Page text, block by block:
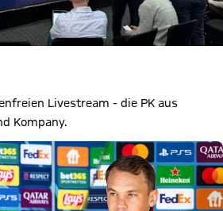
Livestream - die PK aus
Kompany.